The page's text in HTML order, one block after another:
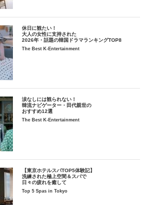
休日に観たい！
大人の女性に支持された
2026年・話題の韓国ドラマランキングTOP8
The Best K-Entertainment
涙なしには観られない！
韓流ナビゲーター・田代親世の
おすすめ12選
The Best K-Entertainment
【東京ホテルスパTOP5体験記】
洗練された極上空間＆スパで
日々の疲れを癒して
Top 5 Spas in Tokyo